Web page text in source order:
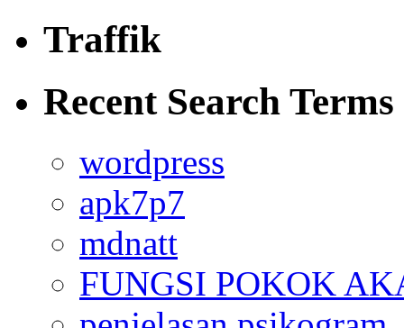
Traffik
Recent Search Terms
wordpress
apk7p7
mdnatt
FUNGSI POKOK